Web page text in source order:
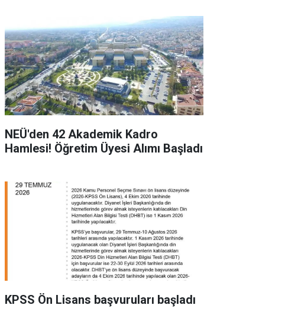
NEÜ'den 42 Akademik Kadro
Hamlesi! Öğretim Üyesi Alımı Başladı
KPSS Ön Lisans başvuruları başladı